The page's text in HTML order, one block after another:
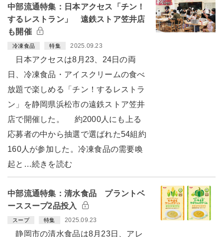
中部流通特集：日本アクセス「チン！
するレストラン」 遠鉄ストア笠井店
も開催
冷凍食品 特集 2025.09.23
日本アクセスは8月23、24日の両
日、冷凍食品・アイスクリームの食べ
放題で楽しめる「チン！するレストラ
ン」を静岡県浜松市の遠鉄ストア笠井
店で開催した。 約2000人にも上る
応募者の中から抽選で選ばれた54組約
160人が参加した。冷凍食品の需要喚
起と…続きを読む
中部流通特集：清水食品 プラントベ
ーススープ2品投入
スープ 特集 2025.09.23
静岡市の清水食品は8月23日、アレ